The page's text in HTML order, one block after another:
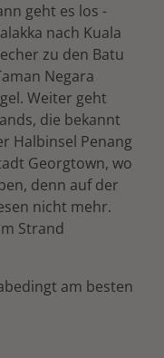
geht es los -
nach Kuala
zu den Batu
Negara
Weiter geht
die bekannt
Halbinsel Penang
Georgtown, wo
denn auf der
nicht mehr.
Strand
am besten